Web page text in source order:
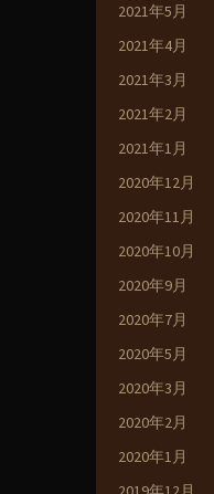
2021年5月
2021年4月
2021年3月
2021年2月
2021年1月
2020年12月
2020年11月
2020年10月
2020年9月
2020年7月
2020年5月
2020年3月
2020年2月
2020年1月